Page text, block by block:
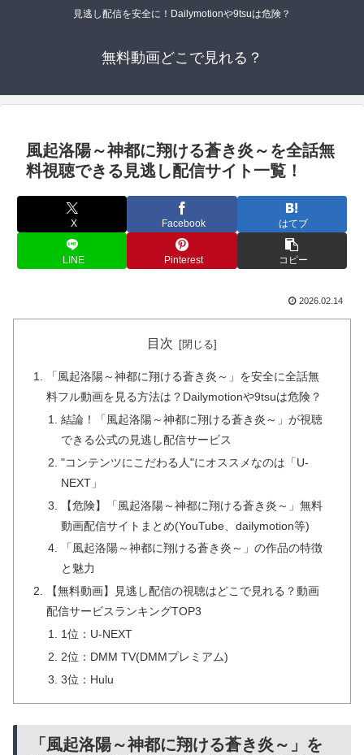
見逃し配信を安全に！Dailymotionや9tsuは危険？
無料動画どこで見れる？
風起洛陽～神都に翔ける蒼き炎～を全話無
料視聴できる見逃し配信サイト一覧！
X Facebook はてブ
LINE Pinterest コピー
2026.02.14
目次
「風起洛陽～神都に翔ける蒼き炎～」を安全に全話無
料フル動画を見る方法は？Dailymotionや9tsuは危険？
結論！「風起洛陽～神都に翔ける蒼き炎～」が視聴
できる公式の見逃し配信サービス
"コンテンツにこだわる人"にオススメなのは「U-
NEXT」
【危険】「風起洛陽～神都に翔ける蒼き炎～」無料
動画配信サイトまとめ(YouTube、dailymotion等)
「風起洛陽～神都に翔ける蒼き炎～」の作品の特徴
と魅力
【無料動画】見逃し配信の視聴はどこで見れる？動画
配信サービスランキングTOP3
1位：U-NEXT
2位：DMM TV(DMMプレミアム)
3位：Hulu
「風起洛陽～神都に翔ける蒼き炎～」を